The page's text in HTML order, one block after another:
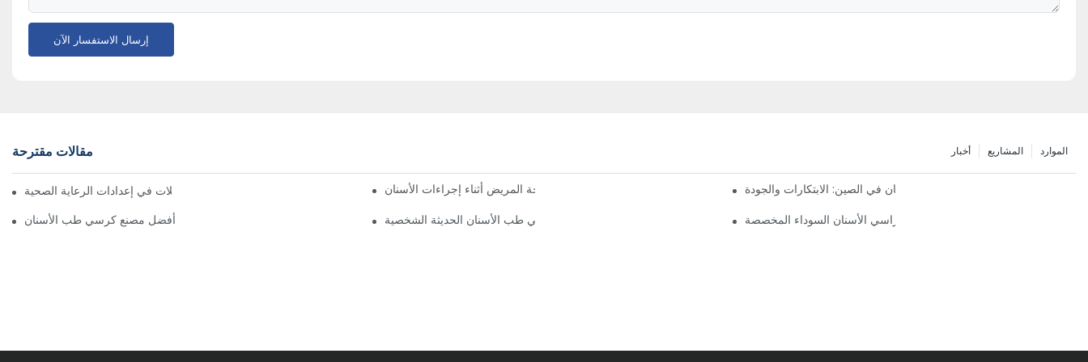
إرسال الاستفسار الآن
مقالات مقترحة الموارد المشاريع أخبار
فوائد استخدام البراز الطبي مع عجلات في إعدادات الرعاية الصحية أهمية كرسي عيادة الأسنان المريحة: ضمان راحة المريض أثناء إجراءات الأسنانأفضل شركات تصنيع كراسي طب الأسنان في الصين: الابتكارات والجودة
الدليل النهائي لاختيار أفضل مصنع كرسي طب الأسنان مستقبل طب الأسنان: كراسي طب الأسنان الحديثة الشخصية الأسنان النهائية: نظرة فاحصة على كراسي الأسنان السوداء المخصصة